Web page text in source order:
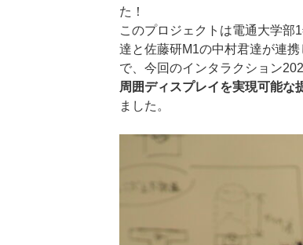
た！
このプロジェクトは電通大学部
達と佐藤研M1の中村君達が連
で、今回のインタラクション
周囲ディスプレイを実現可能な
ました。